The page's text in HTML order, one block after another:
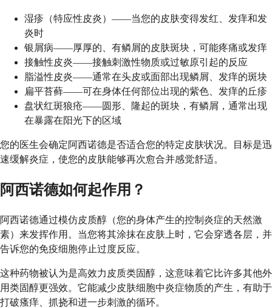
湿疹（特应性皮炎）——当您的皮肤变得发红、发痒和发
炎时
银屑病——厚厚的、有鳞屑的皮肤斑块，可能疼痛或发痒
接触性皮炎——接触刺激性物质或过敏原引起的反应
脂溢性皮炎——通常在头皮或面部出现鳞屑、发痒的斑块
扁平苔藓——可在身体任何部位出现的紫色、发痒的丘疹
盘状红斑狼疮——圆形、隆起的斑块，有鳞屑，通常出现
在暴露在阳光下的区域
您的医生会确定阿西诺德是否适合您的特定皮肤状况。目标是迅
速缓解炎症，使您的皮肤能够再次愈合并感觉舒适。
阿西诺德如何起作用？
阿西诺德通过模仿皮质醇（您的身体产生的控制炎症的天然激
素）来发挥作用。当您将其涂抹在皮肤上时，它会穿透各层，并
告诉您的免疫细胞停止过度反应。
这种药物被认为是高效力皮质类固醇，这意味着它比许多其他外
用类固醇更强效。它能减少皮肤细胞中炎症物质的产生，有助于
打破瘙痒、抓挠和进一步刺激的循环。